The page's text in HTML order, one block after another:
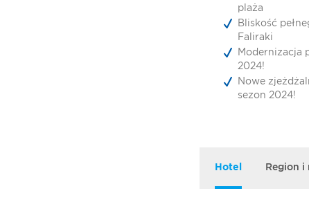
plaża
Bliskość
Faliraki
Modernizacja
2024!
Nowe
sezon 2024!
Hotel Region i